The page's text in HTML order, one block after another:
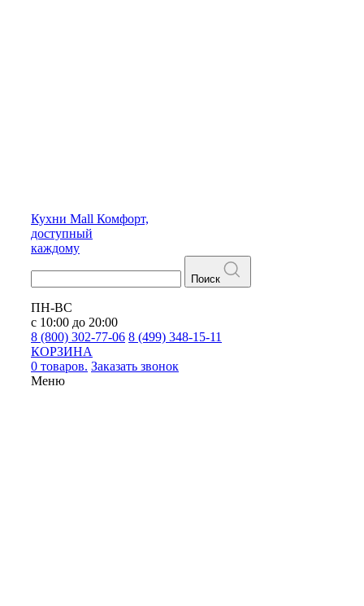
Кухни Mall Комфорт,
доступный
каждому
Поиск
ПН-ВС
с 10:00 до 20:00
8 (800) 302-77-06 8 (499) 348-15-11
КОРЗИНА
0 товаров. Заказать звонок
Меню